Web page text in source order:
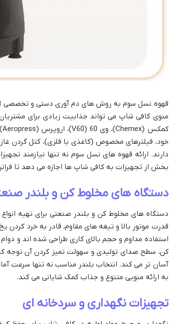
قهوه نسل سوم به روش های دم آوری دستی و تخصصی
منوی کافی شاپ می تواند جذابیت زیادی برای
خود، فیلترهای مخصوص (کاغذی یا فلزی)، کتل گردن
دارند. ارائه قهوه های نسل سوم نه تنها نیازمند
بخش از تجهیزات به کافی شاپ ها اجازه می دهد تا
دستگاه های مخلوط کن و بلندر
دستگاه های مخلوط کن و بلندر صنعتی برای تهیه
قدرت موتور بالا و تیغه های مقاوم، قادر به خرد
استفاده مداوم و حجم بالای کاری طراحی شده اند و
کن، سطح صدای تولیدی و سهولت تمیز کردن آن توجه
آسان تر می کند. انتخاب بلندر مناسب نه تنها سرعت
به ارائه منویی متنوع و جذاب کمک شایانی می کند.
تجهیزات نگهداری و سردخانه ای